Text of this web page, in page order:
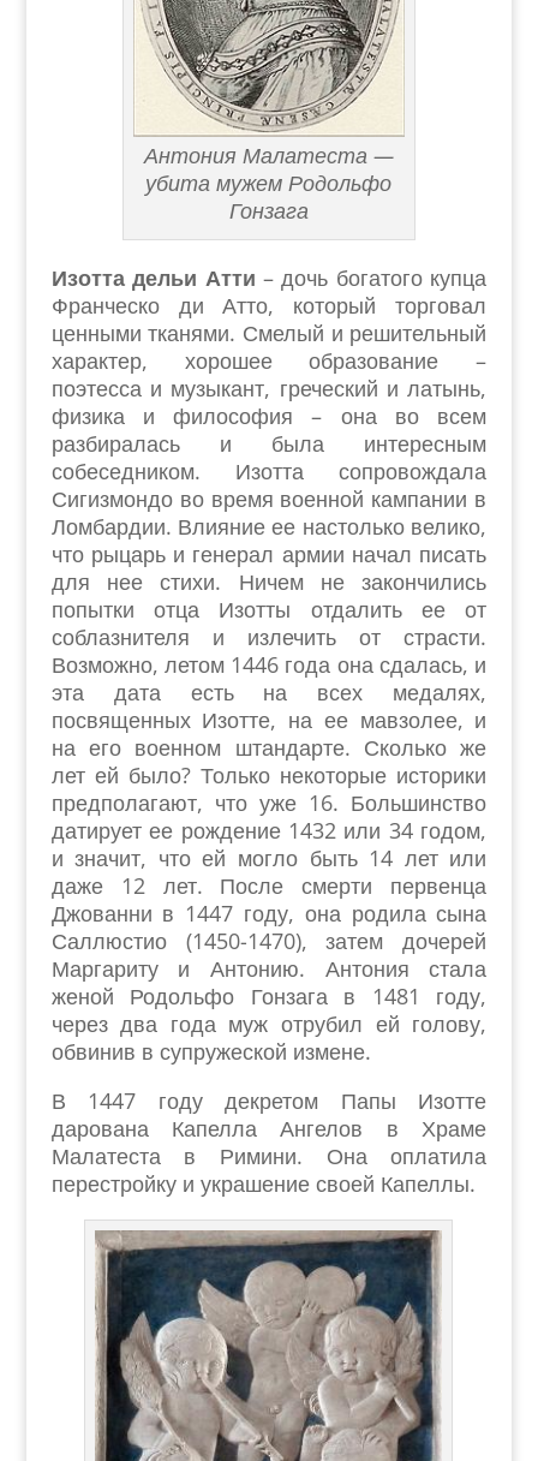
Антония Малатеста —
убита мужем Родольфо
Гонзага
Изоттадельи Атти – дочь богатого купца
Франческо ди Атто, который торговал
ценными тканями. Смелый и решительный
характер, хорошее образование –
поэтесса и музыкант, греческий и латынь,
физика и философия – она во всем
разбиралась и была интересным
собеседником. Изотта сопровождала
Сигизмондо во время военной кампании в
Ломбардии. Влияние ее настолько велико,
что рыцарь и генерал армии начал писать
для нее стихи. Ничем не закончились
попытки отца Изотты отдалить ее от
соблазнителя и излечить от страсти.
Возможно, летом 1446 года она сдалась, и
эта дата есть на всех медалях,
посвященных Изотте, на ее мавзолее, и
на его военном штандарте. Сколько же
лет ей было? Только некоторые историки
предполагают, что уже 16. Большинство
датирует ее рождение 1432 или 34 годом,
и значит, что ей могло быть 14 лет или
даже 12 лет. После смерти первенца
Джованни в 1447 году, она родила сына
Саллюстио (1450-1470), затем дочерей
Маргариту и Антонию. Антония стала
женой Родольфо Гонзага в 1481 году,
через два года муж отрубил ей голову,
обвинив в супружеской измене.
В 1447 году декретом Папы Изотте
дарована Капелла Ангелов в Храме
Малатеста в Римини. Она оплатила
перестройку и украшение своей Капеллы.